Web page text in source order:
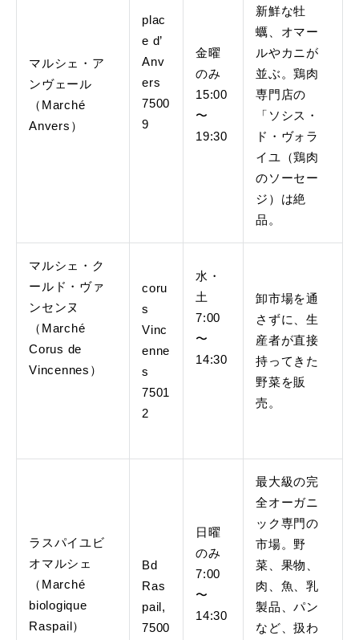
マルシェ・ア
ンヴェール
（Marché
Anvers）
plac
e d’
Anv
ers
7500
9
金曜
のみ
15:00
〜
19:30
新鮮な牡
蠣、オマー
ルやカニが
並ぶ。鶏肉
専門店の
「ソシス・
ド・ヴォラ
イユ（鶏肉
のソーセー
ジ）は絶
品。
マルシェ・ク
ールド・ヴァ
ンセンヌ
（Marché
Corus de
Vincennes）
coru
s
Vinc
enne
s
7501
2
水・
土
7:00
〜
14:30
卸市場を通
さずに、生
産者が直接
持ってきた
野菜を販
売。
ラスパイユビ
オマルシェ
（Marché
biologique
Raspail）
Bd
Ras
pail,
7500
日曜
のみ
7:00
〜
14:30
最大級の完
全オーガニ
ック専門の
市場。野
菜、果物、
肉、魚、乳
製品、パン
など、扱わ